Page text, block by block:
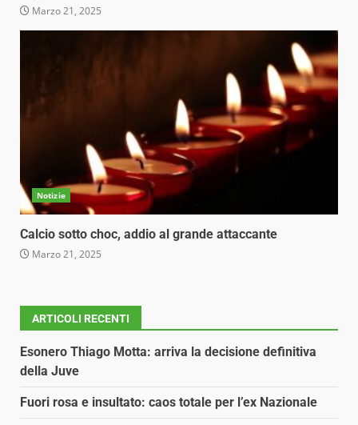
Marzo 21, 2025
Notizie
Calcio sotto choc, addio al grande attaccante
Marzo 21, 2025
ARTICOLI RECENTI
Esonero Thiago Motta: arriva la decisione definitiva
della Juve
Fuori rosa e insultato: caos totale per l’ex Nazionale